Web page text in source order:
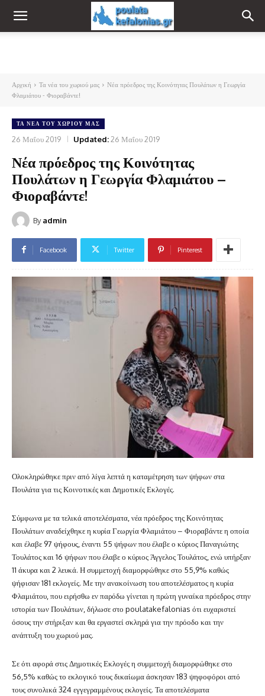
Αρχική Τα νέα του χωριού μας
Νέα πρόεδρος της Κοινότητας Πουλάτων η Γεωργία
Φλαμιάτου - Φιοραβάντε!
ΤΑ ΝΈΑ ΤΟΥ ΧΩΡΙΟΎ ΜΑΣ
26 Μαΐου 2019 Updated:26 Μαΐου 2019
Νέα πρόεδρος της Κοινότητας
Πουλάτων η Γεωργία Φλαμιάτου –
Φιοραβάντε!
By admin
Facebook Twitter Pinterest
Ολοκληρώθηκε πριν από λίγα λεπτά η καταμέτρηση των ψήφων στα
Πουλάτα για τις Κοινοτικές και Δημοτικές Εκλογές.
Σύμφωνα με τα τελικά αποτελέσματα, νέα πρόεδρος της Κοινότητας
Πουλάτων αναδείχθηκε η κυρία Γεωργία Φλαμιάτου – Φιοραβάντε η οποία
και έλαβε 97 ψήφους, έναντι 55 ψήφων που έλαβε ο κύριος Παναγιώτης
Τουλάτος και 16 ψήφων που έλαβε ο κύριος Άγγελος Τουλάτος, ενώ υπήρξαν
11 άκυρα και 2 λευκά. Η συμμετοχή διαμορφώθηκε στο 55,9% καθώς
ψήφισαν 181 εκλογείς. Με την ανακοίνωση του αποτελέσματος η κυρία
Φλαμιάτου, που ειρήσθω εν παρόδω γίνεται η πρώτη γυναίκα πρόεδρος στην
ιστορία των Πουλάτων, δήλωσε στο poulatakefalonias ότι ευχαριστεί
όσους την στήριξαν και θα εργαστεί σκληρά για την πρόοδο και την
ανάπτυξη του χωριού μας.
Σε ότι αφορά στις Δημοτικές Εκλογές η συμμετοχή διαμορφώθηκε στο
56,5% καθώς το εκλογικό τους δικαίωμα άσκησαν 183 ψηφοφόροι από
τους συνολικά 324 εγγεγραμμένους εκλογείς. Τα αποτελέσματα